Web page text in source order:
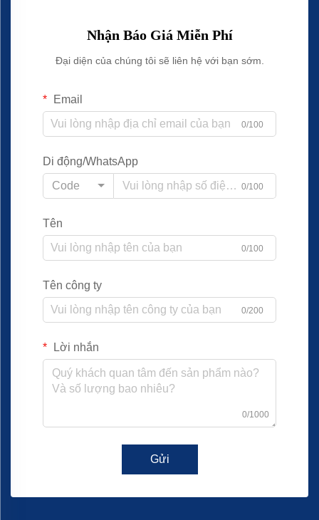
Nhận Báo Giá Miễn Phí
Đại diện của chúng tôi sẽ liên hệ với bạn sớm.
Email
0/100
Di động/WhatsApp
Code
0/100
Tên
0/100
Tên công ty
0/200
Lời nhắn
0/1000
Gửi